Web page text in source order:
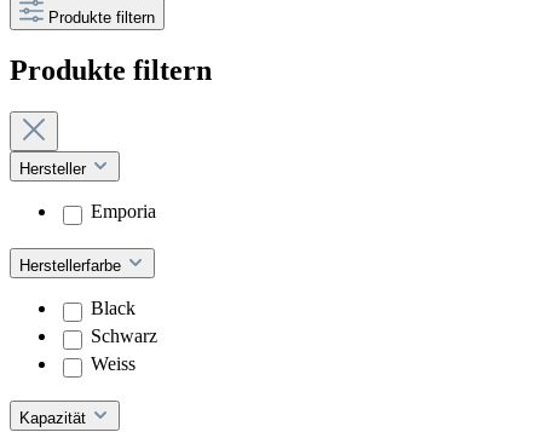
Produkte filtern
Produkte filtern
Hersteller
Emporia
Herstellerfarbe
Black
Schwarz
Weiss
Kapazität